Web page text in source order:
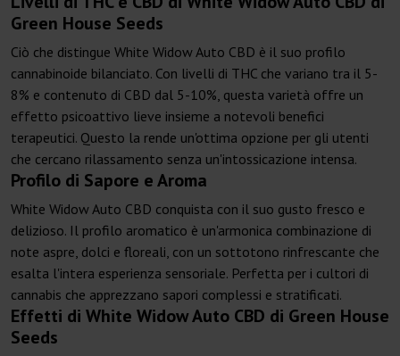
Green House Seeds
Ciò che distingue White Widow Auto CBD è il suo profilo
cannabinoide bilanciato. Con livelli di THC che variano tra il 5-
8% e contenuto di CBD dal 5-10%, questa varietà offre un
effetto psicoattivo lieve insieme a notevoli benefici
terapeutici. Questo la rende un'ottima opzione per gli utenti
che cercano rilassamento senza un'intossicazione intensa.
Profilo di Sapore e Aroma
White Widow Auto CBD conquista con il suo gusto fresco e
delizioso. Il profilo aromatico è un'armonica combinazione di
note aspre, dolci e floreali, con un sottotono rinfrescante che
esalta l'intera esperienza sensoriale. Perfetta per i cultori di
cannabis che apprezzano sapori complessi e stratificati.
Effetti di White Widow Auto CBD di Green House
Seeds